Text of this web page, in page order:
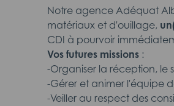
Notre agence Adéquat
matériaux et d'ouillage,
CDI à pourvoir
Vos futures missions :
-Organiser la réception, le
-Gérer et animer l'équipe
-Veiller au respect des